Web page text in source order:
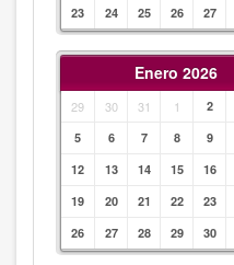
23
24 25 26 27
Enero 2026
29 30 31 1 2
5
6 7 8 9
12
13 14 15 16
19
20 21 22 23
26
27 28 29 30